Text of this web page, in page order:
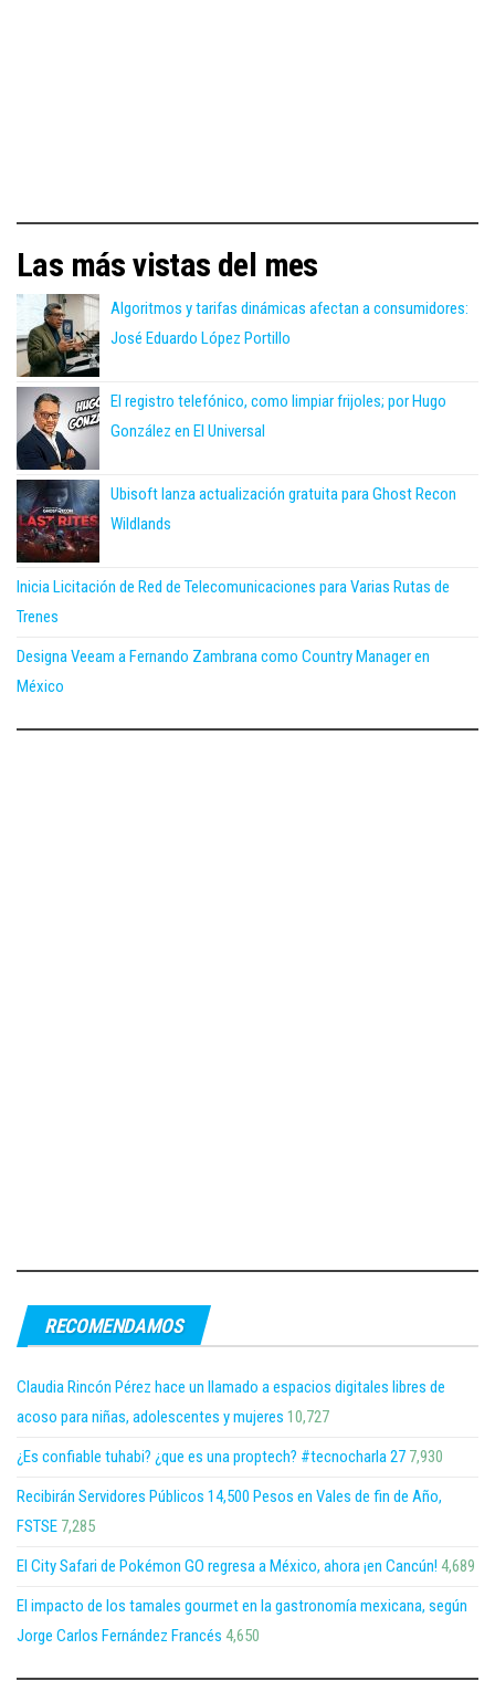
Las más vistas del mes
Algoritmos y tarifas dinámicas afectan a consumidores:
José Eduardo López Portillo
El registro telefónico, como limpiar frijoles; por Hugo
González en El Universal
Ubisoft lanza actualización gratuita para Ghost Recon
Wildlands
Inicia Licitación de Red de Telecomunicaciones para Varias Rutas de
Trenes
Designa Veeam a Fernando Zambrana como Country Manager en
México
RECOMENDAMOS
Claudia Rincón Pérez hace un llamado a espacios digitales libres de
acoso para niñas, adolescentes y mujeres 10,727
¿Es confiable tuhabi? ¿que es una proptech? #tecnocharla 27 7,930
Recibirán Servidores Públicos 14,500 Pesos en Vales de fin de Año,
FSTSE 7,285
El City Safari de Pokémon GO regresa a México, ahora ¡en Cancún! 4,689
El impacto de los tamales gourmet en la gastronomía mexicana, según
Jorge Carlos Fernández Francés 4,650